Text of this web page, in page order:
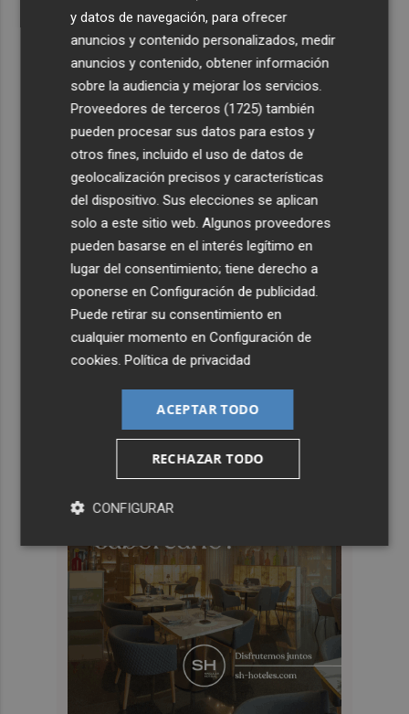
y datos de navegación, para ofrecer
anuncios y contenido personalizados, medir
anuncios y contenido, obtener información
sobre la audiencia y mejorar los servicios.
Proveedores de terceros (1725) también
pueden procesar sus datos para estos y
otros fines, incluido el uso de datos de
geolocalización precisos y características
del dispositivo. Sus elecciones se aplican
solo a este sitio web. Algunos proveedores
pueden basarse en el interés legítimo en
lugar del consentimiento; tiene derecho a
oponerse enConfiguración de publicidad
Puede retirar su consentimiento en
cualquier momento enConfiguración de
cookies .Política de privacidad
ACEPTAR TODO
RECHAZAR TODO
CONFIGURAR